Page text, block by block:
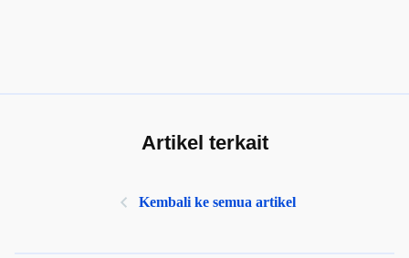
Artikel terkait
Kembali ke semua artikel